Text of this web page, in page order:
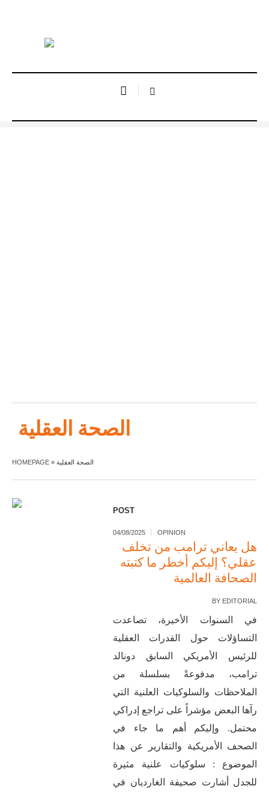
الصحة العقلية
HOMEPAGE » الصحة العقلية
POST
04/08/2025 OPINION
هل يعاني ترامب من تخلف
عقلي؟ إليكم أخطر ما كتبته
الصحافة العالمية
BY EDITORIAL
في السنوات الأخيرة، تصاعدت
التساؤلات حول القدرات العقلية
للرئيس الأمريكي السابق دونالد
ترامب، مدفوعةً بسلسلة من
الملاحظات والسلوكيات العلنية التي
رآها البعض مؤشراً على تراجع إدراكي
محتمل. وإليكم أهم ما جاء في
الصحف الأمريكية والتقارير عن هذا
الموضوع : سلوكيات علنية مثيرة
للجدل أشارت صحيفة الغارديان في